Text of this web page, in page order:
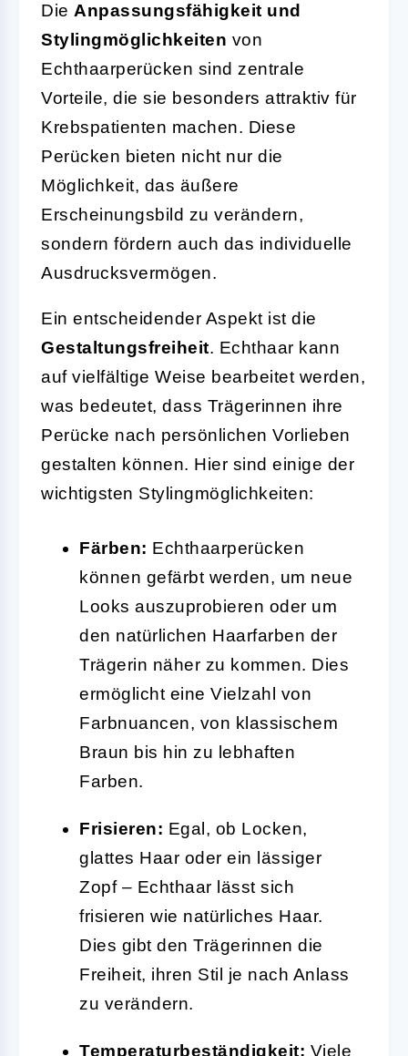
Die Anpassungsfähigkeit und
Stylingmöglichkeiten von
Echthaarperücken sind zentrale
Vorteile, die sie besonders attraktiv für
Krebspatienten machen. Diese
Perücken bieten nicht nur die
Möglichkeit, das äußere
Erscheinungsbild zu verändern,
sondern fördern auch das individuelle
Ausdrucksvermögen.
Ein entscheidender Aspekt ist die
Gestaltungsfreiheit. Echthaar kann
auf vielfältige Weise bearbeitet werden,
was bedeutet, dass Trägerinnen ihre
Perücke nach persönlichen Vorlieben
gestalten können. Hier sind einige der
wichtigsten Stylingmöglichkeiten:
Färben: Echthaarperücken
können gefärbt werden, um neue
Looks auszuprobieren oder um
den natürlichen Haarfarben der
Trägerin näher zu kommen. Dies
ermöglicht eine Vielzahl von
Farbnuancen, von klassischem
Braun bis hin zu lebhaften
Farben.
Frisieren: Egal, ob Locken,
glattes Haar oder ein lässiger
Zopf – Echthaar lässt sich
frisieren wie natürliches Haar.
Dies gibt den Trägerinnen die
Freiheit, ihren Stil je nach Anlass
zu verändern.
Temperaturbeständigkeit: Viele